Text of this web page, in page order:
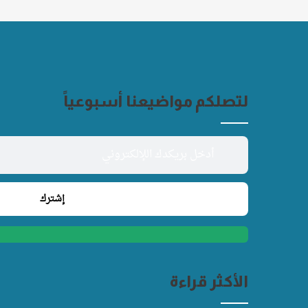
لتصلكم مواضيعنا أسبوعياً
الأكثر قراءة